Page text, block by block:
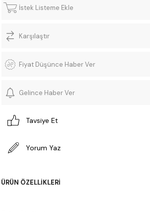
İstek Listeme Ekle
Karşılaştır
Fiyat Düşünce Haber Ver
Gelince Haber Ver
Tavsiye Et
Yorum Yaz
ÜRÜN ÖZELLIKLERI